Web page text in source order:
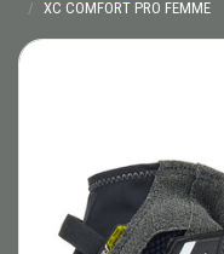
XC COMFORT PRO FEMME